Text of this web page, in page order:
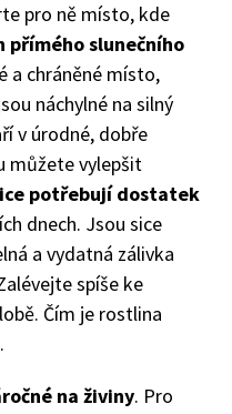
pro ně místo, kde
přímého slunečního
a chráněné místo,
náchylné na silný
v úrodné, dobře
můžete vylepšit
potřebují dostatek
dnech. Jsou sice
a vydatná zálivka
spíše ke
Čím je rostlina
na živiny. Pro